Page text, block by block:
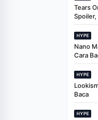
Tears
Spoiler,
HYPE
Nano
Cara
HYPE
Baca
HYPE